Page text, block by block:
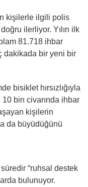
kişilerle ilgili polis
ilerliyor. Yılın ilk
81.718 ihbar
dakikada bir yeni bir
bisiklet hırsızlığıyla
bin civarında ihbar
kişilerin
da büyüdüğünü
“ruhsal destek
bulunuyor.